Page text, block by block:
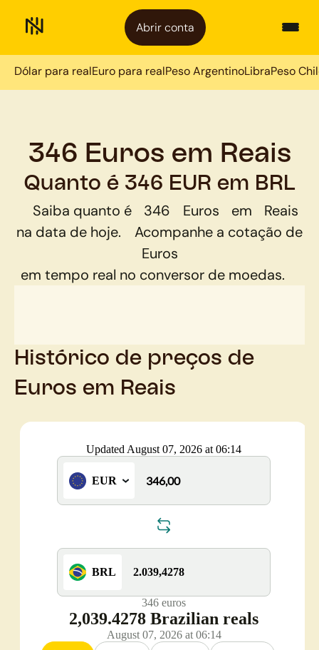
Abrir conta
Dólar para realEuro para realPeso ArgentinoLibraPeso
346 Euros em Reais
Quanto é 346 EUR em BRL
Saiba quanto é 346 Euros em
Reais
na data de hoje.
Acompanhe a cotação de
Euros
em tempo real no conversor de moedas.
Histórico de preços de
Euros em Reais